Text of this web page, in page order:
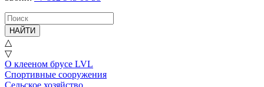
НАЙТИ
△
▽
О клееном брусе LVL
Спортивные сооружения
Сельское хозяйство